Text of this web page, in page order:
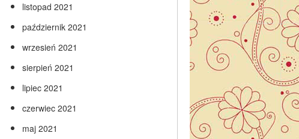
listopad 2021
październik 2021
wrzesień 2021
sierpień 2021
lipiec 2021
czerwiec 2021
maj 2021